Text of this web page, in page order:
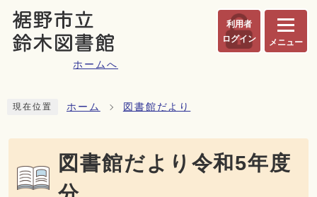
ページの先頭です
ホームへ
利用者
ログイン
メニュー
現在位置 ホーム 図書館だより
図書館だより令和5年度